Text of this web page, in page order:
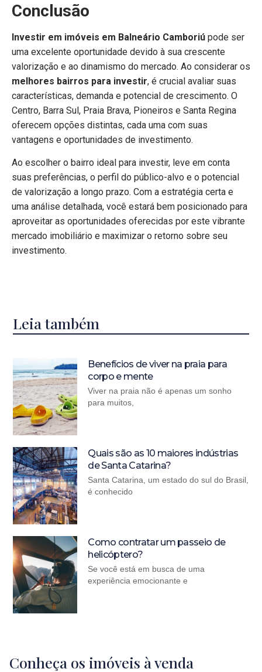
Conclusão
Investir em imóveis em Balneário Camboriú pode ser
uma excelente oportunidade devido à sua crescente
valorização e ao dinamismo do mercado. Ao considerar os
melhores bairros para investir, é crucial avaliar suas
características, demanda e potencial de crescimento. O
Centro, Barra Sul, Praia Brava, Pioneiros e Santa Regina
oferecem opções distintas, cada uma com suas
vantagens e oportunidades de investimento.
Ao escolher o bairro ideal para investir, leve em conta
suas preferências, o perfil do público-alvo e o potencial
de valorização a longo prazo. Com a estratégia certa e
uma análise detalhada, você estará bem posicionado para
aproveitar as oportunidades oferecidas por este vibrante
mercado imobiliário e maximizar o retorno sobre seu
investimento.
Leia também
Benefícios de viver na praia para
corpo e mente
Viver na praia não é apenas um sonho
para muitos,
Quais são as 10 maiores indústrias
de Santa Catarina?
Santa Catarina, um estado do sul do Brasil,
é conhecido
Como contratar um passeio de
helicóptero?
Se você está em busca de uma
experiência emocionante e
Conheça os imóveis à venda